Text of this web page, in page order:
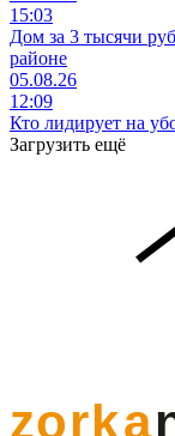
15:03
Дом за 3 тысячи
районе
05.08.26
12:09
Кто лидирует на
Загрузить ещё